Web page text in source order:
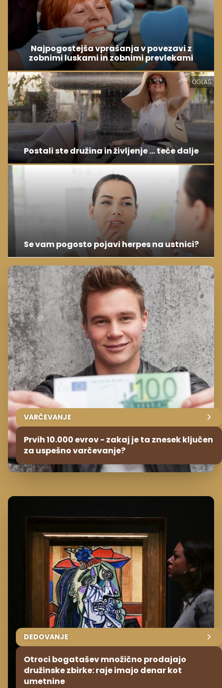
Najpogostejša vprašanja v povezavi z
zobnimi luskami in zobnimi prevlekami
OGLAS
Postali ste družina in življenje ... teče dalje
Se vam pogosto pojavi herpes na ustnici?
VARČEVANJE
Prvih 10.000 evrov - zakaj je ta znesek ključen
za uspešno varčevanje?
DEDOVANJE
Otroci bogatašev množično prodajajo
družinske zbirke: raje imajo denar kot
umetnine